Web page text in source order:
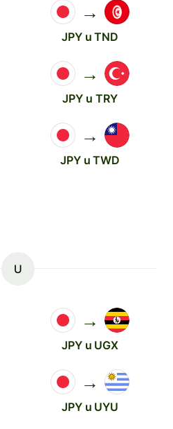
→
JPY u TND
→
JPY u TRY
→
JPY u TWD
U
→
JPY u UGX
→
JPY u UYU